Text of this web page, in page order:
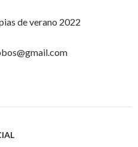
de verano 2022